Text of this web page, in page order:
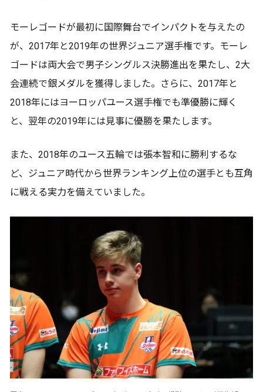
モーレゴードが最初に国際舞台でインパクトを与えたの
が、2017年と2019年の世界ジュニア選手権です。モーレ
ゴードは両大会で男子シングルス決勝進出を果たし、2大
会連続で銀メダルを獲得しました。さらに、2017年と
2018年にはヨーロッパユース選手権でも準優勝に輝く
と、翌年の2019年には見事に優勝を果たします。
また、2018年のユース五輪では張本智和に勝利するな
ど、ジュニア時代から世界ランキング上位の選手とも互角
に戦える実力を備えていました。